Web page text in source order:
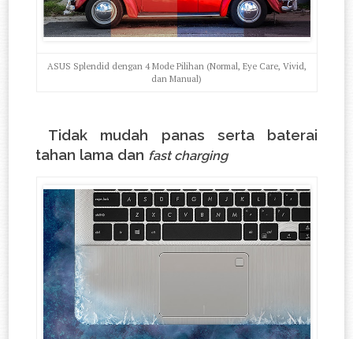
ASUS Splendid dengan 4 Mode Pilihan (Normal, Eye Care, Vivid,
dan Manual)
Tidak mudah panas serta baterai
tahan lama dan fast charging